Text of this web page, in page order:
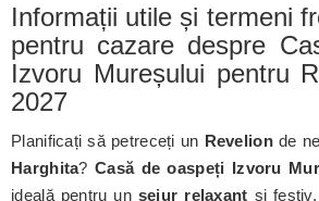
Informații utile și termeni
pentru cazare despre
Izvoru Mureșului pentru
2027
Planificați să petreceți un Revelionde
Harghita?Casă de oaspeți Izvoru
ideală pentru un sejur relaxant și